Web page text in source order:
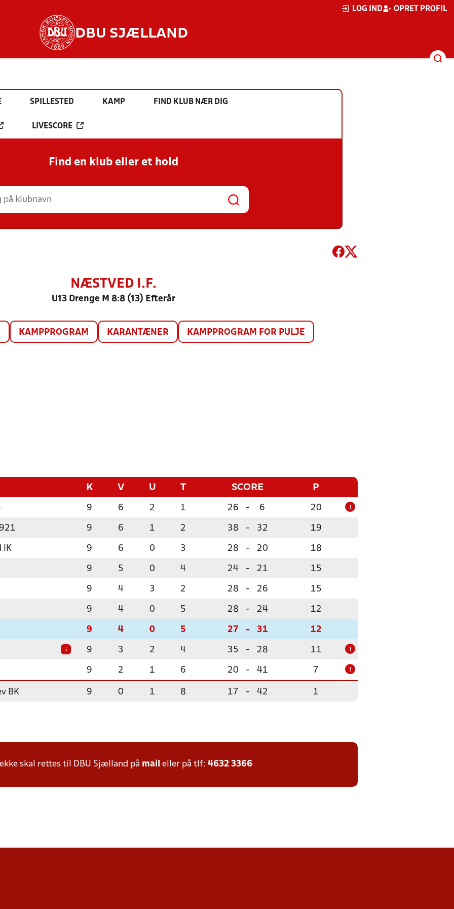
LOG IND OPRET PROFIL
DBU SJÆLLAND
SPILLESTED KAMP FIND KLUB NÆR DIG
LIVESCORE
Find en klub eller et hold
NÆSTVED I.F.
U13 Drenge M 8:8 (13) Efterår
KAMPPROGRAM KARANTÆNER KAMPPROGRAM FOR PULJE
K V U T SCORE P
9 6 2 1 26 - 6 20 !
9 6 1 2 38 - 32 19
IK 9 6 0 3 28 - 20 18
9 5 0 4 24 - 21 15
9 4 3 2 28 - 26 15
9 4 0 5 28 - 24 12
9 4 0 5 27 - 31 12
i 9 3 2 4 35 - 28 11 !
9 2 1 6 20 - 41 7 !
BK 9 0 1 8 17 - 42 1
skal rettes til DBU Sjælland på mail eller på tlf: 4632 3366